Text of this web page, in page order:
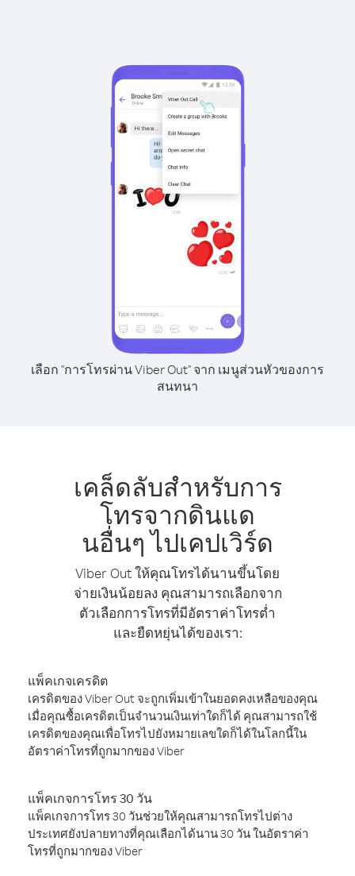
เลือก "การโทรผ่าน Viber Out" จาก เมนูส่วนหัวของการ
สนทนา
เคล็ดลับสำหรับการ
โทรจากดินแด
นอื่นๆ ไปเคปเวิร์ด
Viber Out ให้คุณโทรได้นานขึ้นโดย
จ่ายเงินน้อยลง คุณสามารถเลือกจาก
ตัวเลือกการโทรที่มีอัตราค่าโทรต่ำ
และยืดหยุ่นได้ของเรา:
แพ็คเกจเครดิต
เครดิตของ Viber Out จะถูกเพิ่มเข้าในยอดคงเหลือของคุณ
เมื่อคุณซื้อเครดิตเป็นจำนวนเงินเท่าใดก็ได้ คุณสามารถใช้
เครดิตของคุณเพื่อโทรไปยังหมายเลขใดก็ได้ในโลกนี้ใน
อัตราค่าโทรที่ถูกมากของ Viber
แพ็คเกจการโทร 30 วัน
แพ็คเกจการโทร 30 วันช่วยให้คุณสามารถโทรไปต่าง
ประเทศยังปลายทางที่คุณเลือกได้นาน 30 วัน ในอัตราค่า
โทรที่ถูกมากของ Viber